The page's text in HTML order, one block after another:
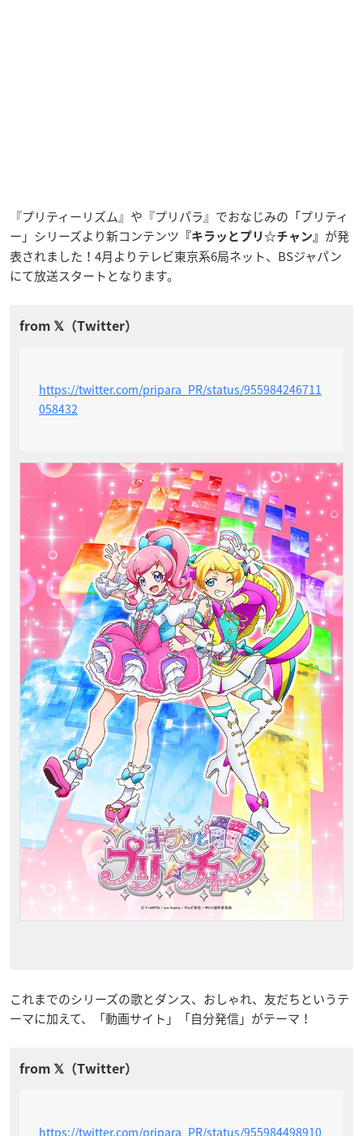
『プリティーリズム』や『プリパラ』でおなじみの「プリティ
ー」シリーズより新コンテンツ 『キラッとプリ☆チャン』 が発
表されました！4月よりテレビ東京系6局ネット、BSジャパン
にて放送スタートとなります。
https://twitter.com/pripara_PR/status/955984246711
058432
これまでのシリーズの歌とダンス、おしゃれ、友だちというテ
ーマに加えて、「動画サイト」「自分発信」がテーマ！
https://twitter.com/pripara_PR/status/955984498910